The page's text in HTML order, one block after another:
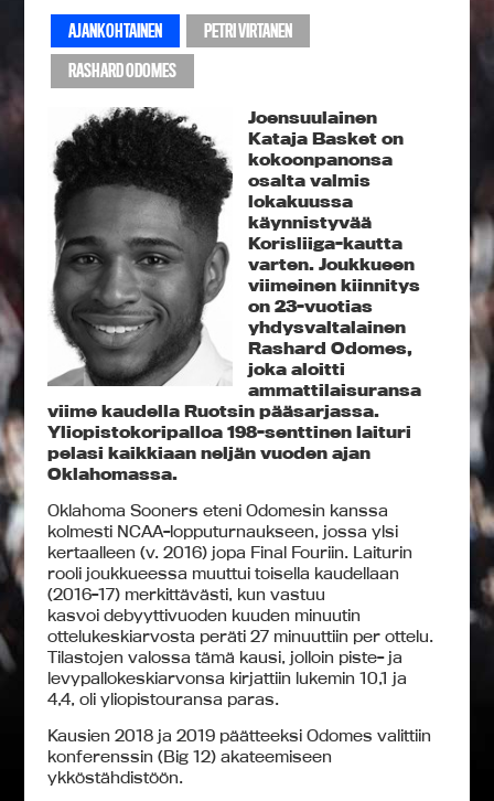
AJANKOHTAINEN
PETRI VIRTANEN
RASHARD ODOMES
Joensuulainen
Kataja Basket on
kokoonpanonsa
osalta valmis
lokakuussa
käynnistyvää
Korisliiga-kautta
varten. Joukkueen
viimeinen kiinnitys
on 23-vuotias
yhdysvaltalainen
Rashard Odomes,
joka aloitti
ammattilaisuransa
viime kaudella Ruotsin pääsarjassa.
Yliopistokoripalloa 198-senttinen laituri
pelasi kaikkiaan neljän vuoden ajan
Oklahomassa.
Oklahoma Sooners eteni Odomesin kanssa
kolmesti NCAA-lopputurnaukseen, jossa ylsi
kertaalleen (v. 2016) jopa Final Fouriin. Laiturin
rooli joukkueessa muuttui toisella kaudellaan
(2016-17) merkittävästi, kun vastuu
kasvoi debyyttivuoden kuuden minuutin
ottelukeskiarvosta peräti 27 minuuttiin per ottelu.
Tilastojen valossa tämä kausi, jolloin piste- ja
levypallokeskiarvonsa kirjattiin lukemin 10,1 ja
4,4, oli yliopistouransa paras.
Kausien 2018 ja 2019 päätteeksi Odomes valittiin
konferenssin (Big 12) akateemiseen
ykköstähdistöön.